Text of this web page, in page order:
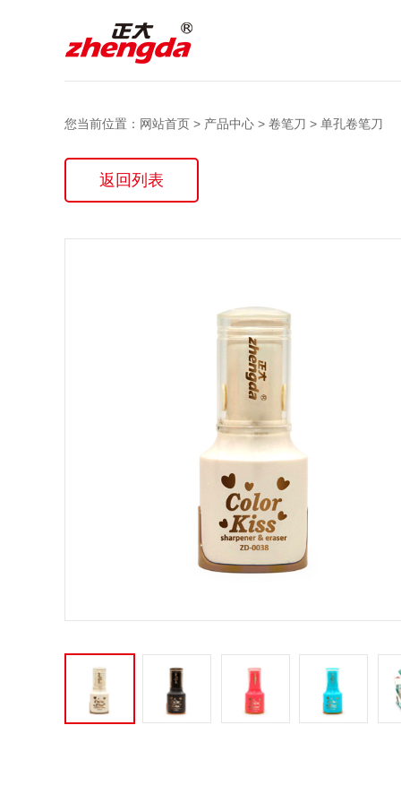
您当前位置： 网站首页 > 产品中心 > 卷笔刀 > 单孔卷笔刀
返回列表